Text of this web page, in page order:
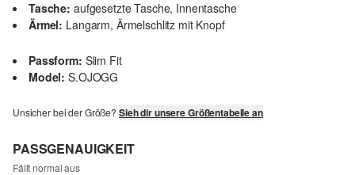
Tasche: aufgesetzte Tasche, Innentasche
Ärmel: Langarm, Ärmelschlitz mit Knopf
Passform: Slim Fit
Model: S.OJOGG
Unsicher bei der Größe? Sieh dir unsere Größentabelle an
PASSGENAUIGKEIT
Fällt normal aus